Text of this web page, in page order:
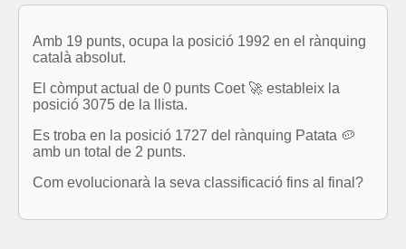
Amb 19 punts, ocupa la posició 1992 en el rànquing
català absolut.
El còmput actual de 0 punts Coet 🚀 estableix la
posició 3075 de la llista.
Es troba en la posició 1727 del rànquing Patata 🥔
amb un total de 2 punts.
Com evolucionarà la seva classificació fins al final?